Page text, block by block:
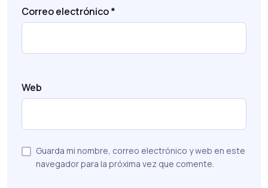
Correo electrónico*
Web
Guarda mi nombre, correo electrónico y web en este
navegador para la próxima vez que comente.